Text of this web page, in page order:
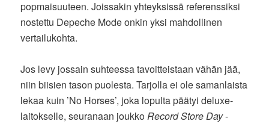
popmaisuuteen. Joissakin yhteyksissä referenssiksi
nostettu Depeche Mode onkin yksi mahdollinen
vertailukohta.
Jos levy jossain suhteessa tavoitteistaan vähän jää,
niin biisien tason puolesta. Tarjolla ei ole samanlaista
lekaa kuin ’No Horses’, joka lopulta päätyi deluxe-
laitokselle, seuranaan joukkoRecord Store Day-